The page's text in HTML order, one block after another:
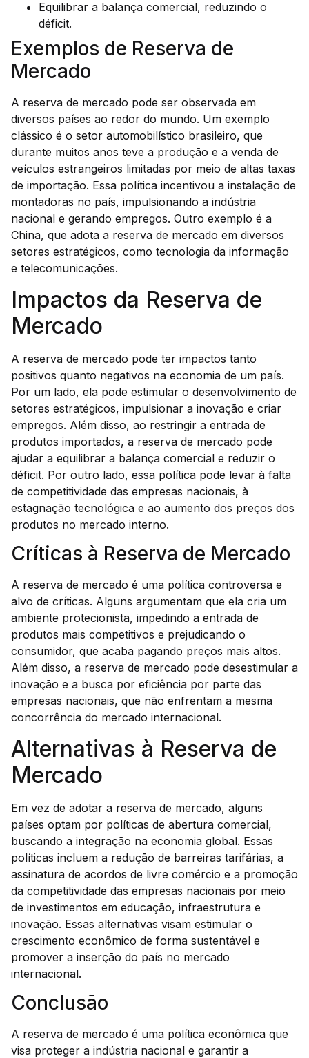
Equilibrar a balança comercial, reduzindo o
déficit.
Exemplos de Reserva de
Mercado
A reserva de mercado pode ser observada em
diversos países ao redor do mundo. Um exemplo
clássico é o setor automobilístico brasileiro, que
durante muitos anos teve a produção e a venda de
veículos estrangeiros limitadas por meio de altas taxas
de importação. Essa política incentivou a instalação de
montadoras no país, impulsionando a indústria
nacional e gerando empregos. Outro exemplo é a
China, que adota a reserva de mercado em diversos
setores estratégicos, como tecnologia da informação
e telecomunicações.
Impactos da Reserva de
Mercado
A reserva de mercado pode ter impactos tanto
positivos quanto negativos na economia de um país.
Por um lado, ela pode estimular o desenvolvimento de
setores estratégicos, impulsionar a inovação e criar
empregos. Além disso, ao restringir a entrada de
produtos importados, a reserva de mercado pode
ajudar a equilibrar a balança comercial e reduzir o
déficit. Por outro lado, essa política pode levar à falta
de competitividade das empresas nacionais, à
estagnação tecnológica e ao aumento dos preços dos
produtos no mercado interno.
Críticas à Reserva de Mercado
A reserva de mercado é uma política controversa e
alvo de críticas. Alguns argumentam que ela cria um
ambiente protecionista, impedindo a entrada de
produtos mais competitivos e prejudicando o
consumidor, que acaba pagando preços mais altos.
Além disso, a reserva de mercado pode desestimular a
inovação e a busca por eficiência por parte das
empresas nacionais, que não enfrentam a mesma
concorrência do mercado internacional.
Alternativas à Reserva de
Mercado
Em vez de adotar a reserva de mercado, alguns
países optam por políticas de abertura comercial,
buscando a integração na economia global. Essas
políticas incluem a redução de barreiras tarifárias, a
assinatura de acordos de livre comércio e a promoção
da competitividade das empresas nacionais por meio
de investimentos em educação, infraestrutura e
inovação. Essas alternativas visam estimular o
crescimento econômico de forma sustentável e
promover a inserção do país no mercado
internacional.
Conclusão
A reserva de mercado é uma política econômica que
visa proteger a indústria nacional e garantir a